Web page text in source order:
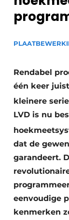
Vacature
Vacatures
Video’s
Rendabel
één keer
kleinere
LVD is nu
dat de
garandeert.
eenvoudige
kenmerken